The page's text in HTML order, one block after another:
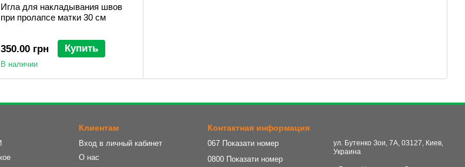
Игла для накладывания швов
при пролапсе матки 30 см
350.00 грн Купить
В наличии
Клиентам
Вход в личный кабинет
О нас
Контактная информация
067 Показати номер
0800 Показати номер
ул. Бутенко Зои, 7А, 03127, Киев,
Украина